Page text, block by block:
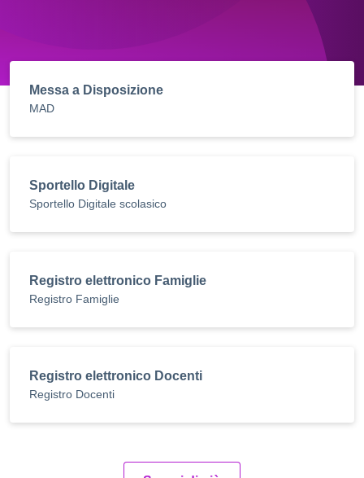
Messa a Disposizione
MAD
Sportello Digitale
Sportello Digitale scolasico
Registro elettronico Famiglie
Registro Famiglie
Registro elettronico Docenti
Registro Docenti